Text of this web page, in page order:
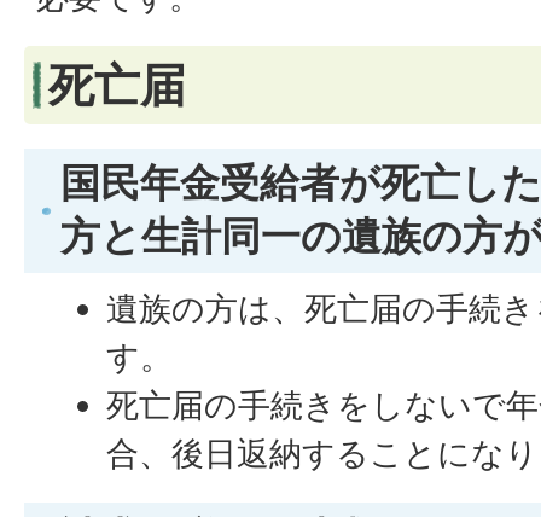
死亡届
国民年金受給者が死亡し
方と生計同一の遺族の方
遺族の方は、死亡届の手続
す。
死亡届の手続きをしないで
合、後日返納することにな